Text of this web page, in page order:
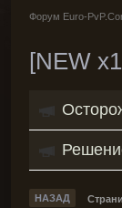
Форум Euro-
[NEW
НАЗАД